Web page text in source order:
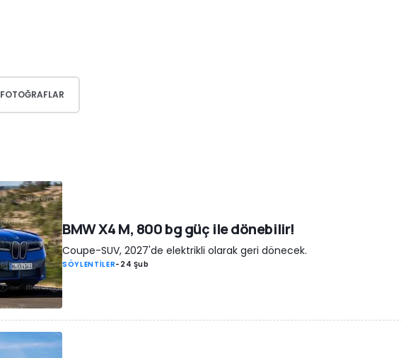
FOTOĞRAFLAR
BMW X4 M, 800 bg güç ile dönebilir!
Coupe-SUV, 2027'de elektrikli olarak geri dönecek.
SÖYLENTİLER- 24 Şub